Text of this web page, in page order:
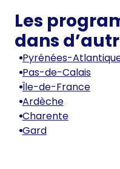
Les
dans
Pyrénées-
Pas-de-Calais
Île-de-France
Ardèche
Charente
Gard